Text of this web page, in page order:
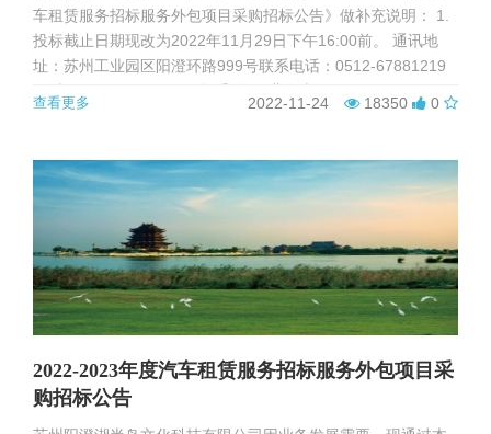
车租赁服务招标服务外包项目采购招标公告》做补充说明： 1.
投标截止日期现改为2022年11月29日下午16:00前。 通讯地
址：苏州工业园区阳澄环路999号联系电话：0512-67881219
查看更多 2022-11-24 18350 0
2022-2023年度汽车租赁服务招标服务外包项目采
购招标公告